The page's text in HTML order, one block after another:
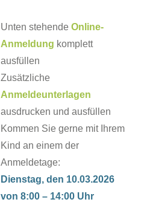
Unten stehende Online-
Anmeldung komplett
ausfüllen
Zusätzliche
Anmeldeunterlagen
ausdrucken und ausfüllen
Kommen Sie gerne mit Ihrem
Kind an einem der
Anmeldetage:
Dienstag, den 10.03.2026
von 8:00 – 14:00 Uhr